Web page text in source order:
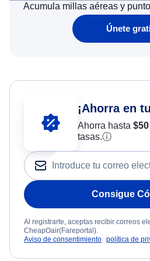
Acumula millas aéreas y
Únete
¡Ahorra en
Ahorra hasta $50
tasas.ⓘ
Consigue
Al registrarte, aceptas recibir correos
CheapOair(Fareportal).
Aviso de consentimiento política de